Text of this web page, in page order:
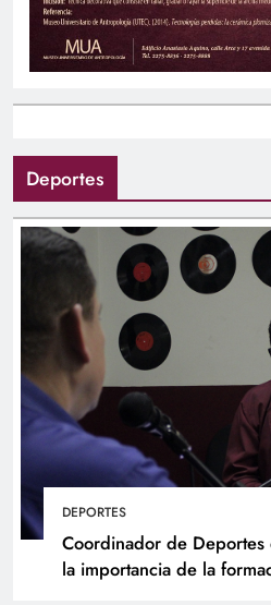
Deportes
DEPORTES
Coordinador de Deportes
la importancia de la